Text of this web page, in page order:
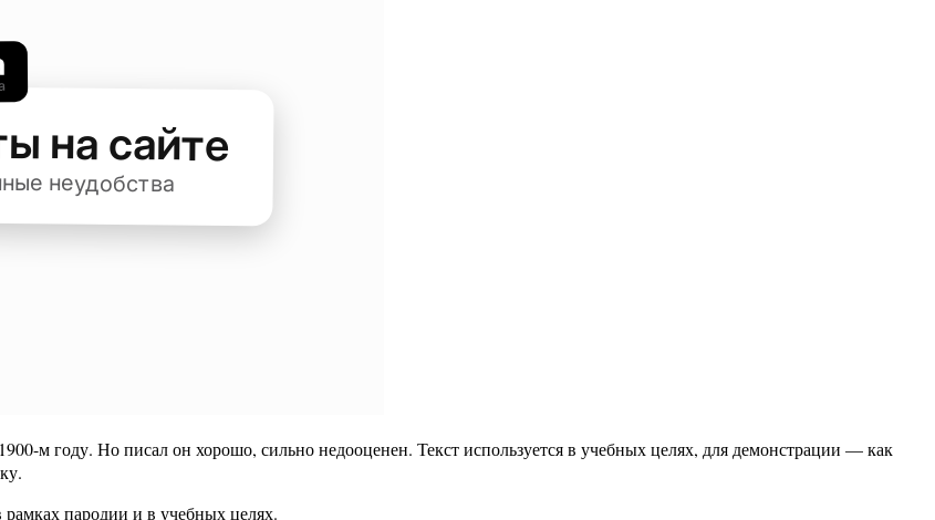
м году. Но писал он хорошо, сильно недооценен. Текст используется в учебных целях, для демонстрации — как
пародии и в учебных целях.